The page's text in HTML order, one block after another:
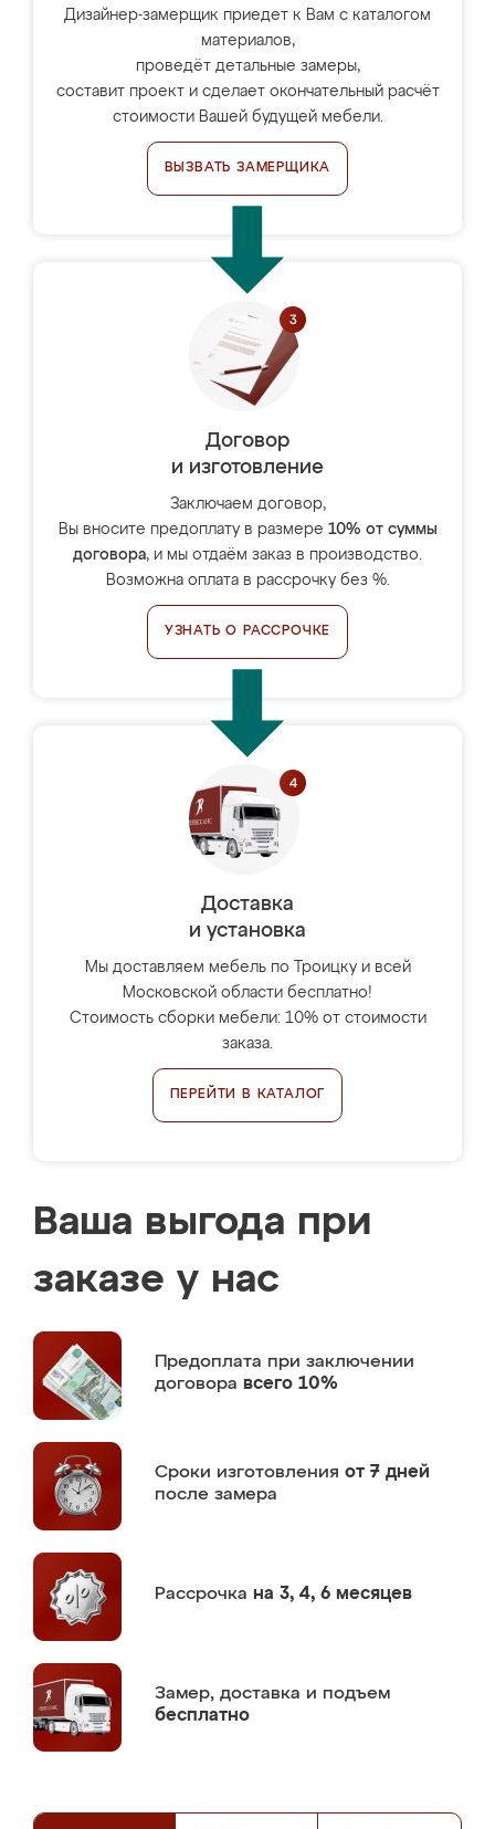
Дизайнер-замерщик приедет к Вам с каталогом
материалов,
проведёт детальные замеры,
составит проект и сделает окончательный расчёт
стоимости Вашей будущей мебели.
ВЫЗВАТЬ ЗАМЕРЩИКА
Договор
и изготовление
Заключаем договор,
Вы вносите предоплату в размере 10% от суммы
договора, и мы отдаём заказ в производство.
Возможна оплата в рассрочку без %.
УЗНАТЬ О РАССРОЧКЕ
Доставка
и установка
Мы доставляем мебель по Троицку и всей
Московской области бесплатно!
Стоимость сборки мебели: 10% от стоимости
заказа.
ПЕРЕЙТИ В КАТАЛОГ
Ваша выгода при
заказе у нас
Предоплата при заключении
договора всего 10%
Сроки изготовления от 7 дней
после замера
Рассрочка на 3, 4, 6 месяцев
Замер, доставка и подъем
бесплатно